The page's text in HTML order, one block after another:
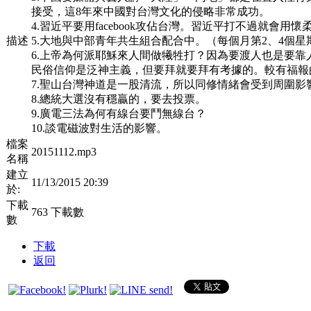
描述
接受，這8年來中國對台灣文化的侵略非常成功。
4.習近平要用facebook攻佔台灣。習近平打不過就會用
5.大地與中部青年共生組合配合中。（每個月第2、4
6.上帝為何派耶穌來人間做犧牲打？因為要渡人也是要
民俗信仰是泛神主義，但要拜就要拜有考據的。較有
7.聖山台灣神道是一股清流，所以同修情緒會受到周
8.總統大選沒有穩贏的，要去投票。
9.廣電三法為何有線台要鬥無線台？
10.談電磁波對生活的影響。
檔案
名稱
20151112.mp3
建立
於:
11/13/2015 20:39
下載
數
763 下載數
下載
返回